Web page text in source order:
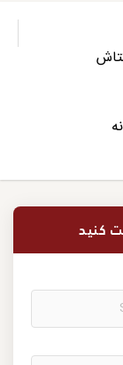
کنید